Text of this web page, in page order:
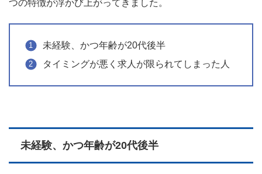
つの特徴が浮かび上がってきました。
未経験、かつ年齢が20代後半
タイミングが悪く求人が限られてしまった人
未経験、かつ年齢が20代後半